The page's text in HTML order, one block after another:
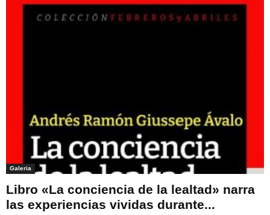
Galeria
Libro «La conciencia de la lealtad» narra
las experiencias vividas durante...